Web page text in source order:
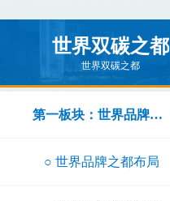
世界双碳之都
世界双碳之都
第一板块：世界品牌之都
○ 世界品牌之都布局